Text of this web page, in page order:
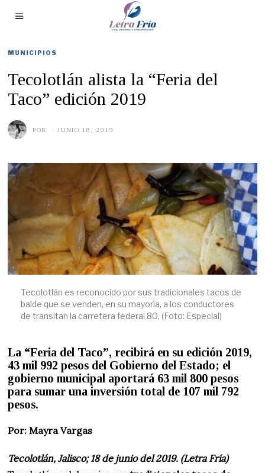
MUNICIPIOS
Tecolotlán alista la “Feria del
Taco” edición 2019
POR JUNIO 18, 2019
O
8
,
2
0
1
9
Tecolotlán es reconocido por sus tradicionales tacos de
balde que se venden, en su mayoría, a los conductores
de transitan la carretera federal 80. (Foto: Especial)
La “Feria del Taco”, recibirá en su edición 2019,
43 mil 992 pesos del Gobierno del Estado; el
gobierno municipal aportará 63 mil 800 pesos
para sumar una inversión total de 107 mil 792
pesos.
Por: Mayra Vargas
Tecolotlán, Jalisco; 18 de junio del 2019. (Letra Fría)